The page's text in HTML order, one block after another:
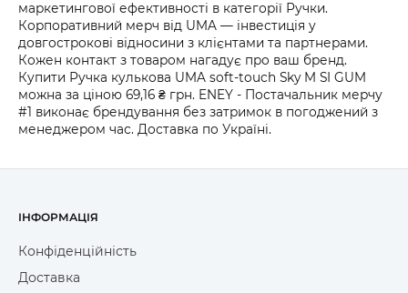
маркетингової ефективності в категорії Ручки.
Корпоративний мерч від UMA — інвестиція у
довгострокові відносини з клієнтами та партнерами.
Кожен контакт з товаром нагадує про ваш бренд.
Купити Ручка кулькова UMA soft-touch Sky M SI GUM
можна за ціною 69,16 ₴ грн. ENEY - Постачальник мерчу
#1 виконає брендування без затримок в погоджений з
менеджером час. Доставка по Україні.
ІНФОРМАЦІЯ
Конфіденційність
Доставка